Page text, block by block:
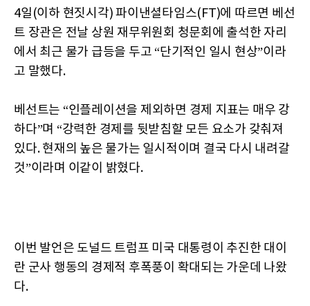
4일(이하 현짓시각) 파이낸셜타임스(FT)에 따르면 베선
트 장관은 전날 상원 재무위원회 청문회에 출석한 자리
에서 최근 물가 급등을 두고 “단기적인 일시 현상”이라
고 말했다.
베선트는 “인플레이션을 제외하면 경제 지표는 매우 강
하다”며 “강력한 경제를 뒷받침할 모든 요소가 갖춰져
있다. 현재의 높은 물가는 일시적이며 결국 다시 내려갈
것”이라며 이같이 밝혔다.
이번 발언은 도널드 트럼프 미국 대통령이 추진한 대이
란 군사 행동의 경제적 후폭풍이 확대되는 가운데 나왔
다.